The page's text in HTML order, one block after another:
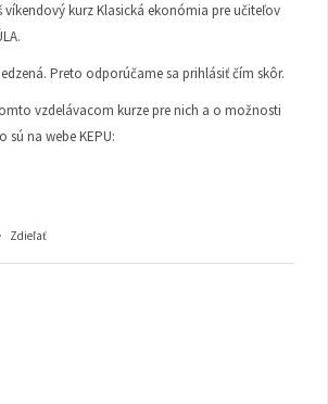
kurz Klasická ekonómia pre učiteľov
Preto odporúčame sa prihlásiť čím skôr.
vzdelávacom kurze pre nich a o možnosti
sú na webe KEPU:
· Zdieľať